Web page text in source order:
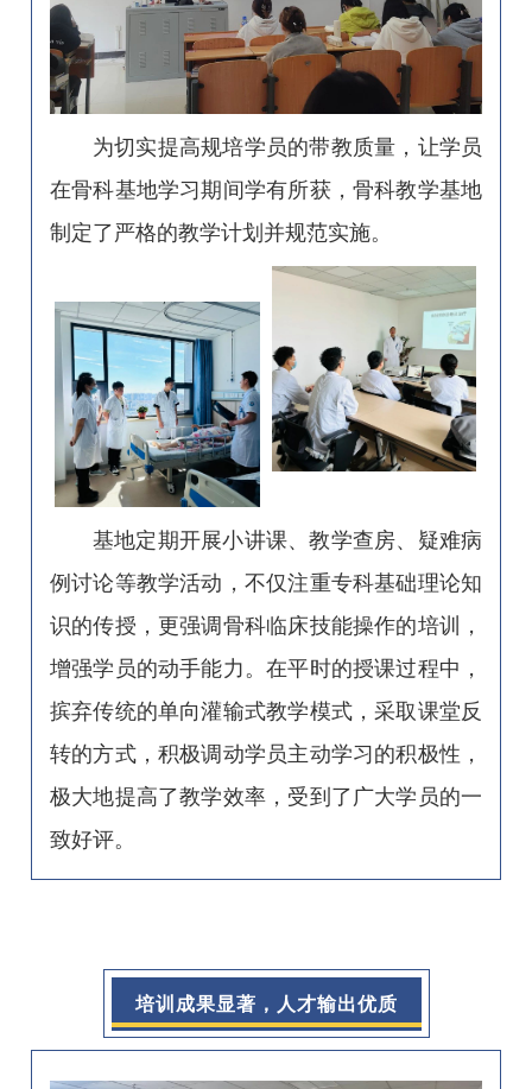
为切实提高规培学员的带教质量，让学员
在骨科基地学习期间学有所获，骨科教学基地
制定了严格的教学计划并规范实施。
基地定期开展小讲课、教学查房、疑难病
例讨论等教学活动，不仅注重专科基础理论知
识的传授，更强调骨科临床技能操作的培训，
增强学员的动手能力。在平时的授课过程中，
摈弃传统的单向灌输式教学模式，采取课堂反
转的方式，积极调动学员主动学习的积极性，
极大地提高了教学效率，受到了广大学员的一
致好评。
培训成果显著，人才输出优质